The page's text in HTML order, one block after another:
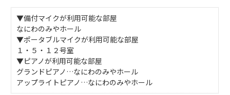
▼備付マイクが利用可能な部屋
なにわのみやホール
▼ポータブルマイクが利用可能な部屋
１・５・１２号室
▼ピアノが利用可能な部屋
グランドピアノ…なにわのみやホール
アップライトピアノ…なにわのみやホール